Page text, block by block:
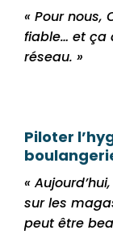
« Pour nous,
fiable… et ça
réseau. »
Piloter
«
sur les
peut être